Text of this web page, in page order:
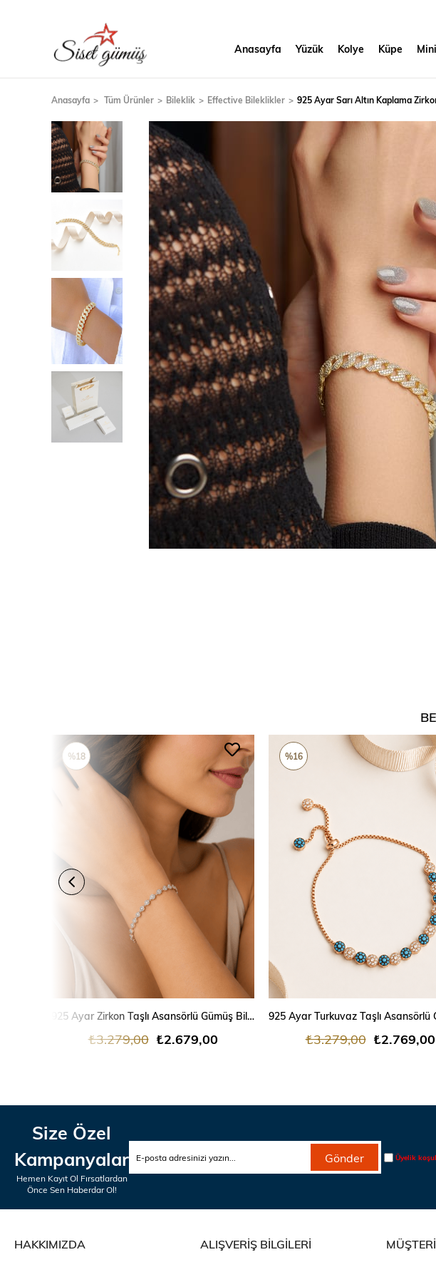
Anasayfa Yüzük Kolye Küpe
Anasayfa Tüm Ürünler Bileklik Effective Bileklikler 925 Ayar Sarı Altın Kaplama
SEPETE EKLE
925 Ayar Zirkon Taşlı Asansörlü Gümüş Bileklik
₺2.679,00
₺3.279,00
%18
SEPETE EKLE
₺2.769,00
₺3.279,00
%16
Size Özel
Kampanyalar
Hemen Kayıt Ol Fırsatlardan
Önce Sen Haberdar Ol!
Gönder Üyelik
HAKKIMIZDA ALIŞVERİŞ BİLGİLERİ